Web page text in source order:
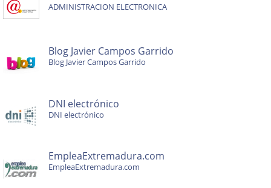
ADMINISTRACION ELECTRONICA
Blog Javier Campos Garrido
Blog Javier Campos Garrido
DNI electrónico
DNI electrónico
EmpleaExtremadura.com
EmpleaExtremadura.com